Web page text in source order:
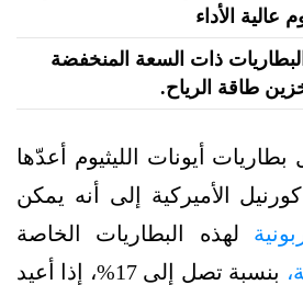
عالية الأداء
ذات السعة المنخفضة
طاقة الرياح.
أيونات الليثيوم أعدّها
الأميركية إلى أنه يمكن
لهذه البطاريات الخاصة
بنسبة تصل إلى 17%، إذا أعيد